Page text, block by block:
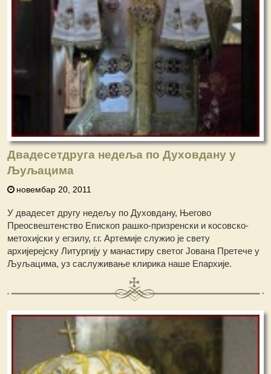
Двадесетдруга недеља по Духовдану у
Љуљацима
новембар 20, 2011
У двадесет другу недељу по Духовдану, Његово
Преосвештенство Епископ рашко-призренски и косовско-
метохијски у егзилу, г.г. Артемије служио је свету
архијерејску Литургију у манастиру светог Јована Претече у
Љуљацима, уз саслуживање клирика наше Епархије.